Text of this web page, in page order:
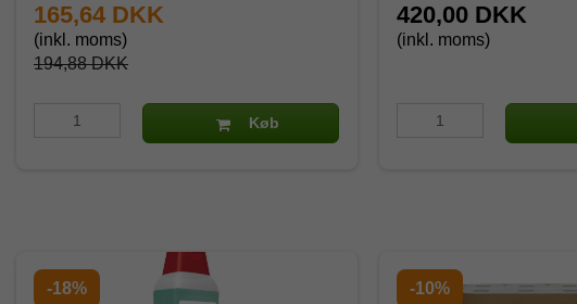
194,88 DKK
165,64 DKK
(inkl. moms)
Køb
420,00 DKK
(inkl. moms)
-18% -10%